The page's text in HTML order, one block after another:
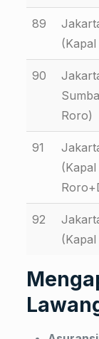
89
90
Roro)
91
(Kapal
92